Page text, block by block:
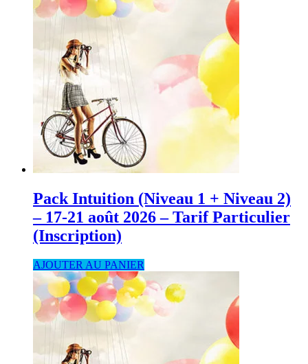
Pack Intuition (Niveau 1 + Niveau 2)
– 17-21 août 2026 – Tarif Particulier
(Inscription)
AJOUTER AU PANIER